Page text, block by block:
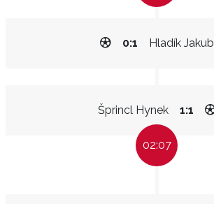
Hladík Jakub
0:1
Šprincl Hynek 1:1
02:07